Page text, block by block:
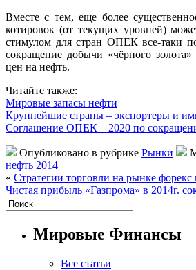
Вместе с тем, еще более
котировок (от текущих уровней)
стимулом для стран ОПЕК все-таки
сокращение добычи «чёрного
цен на нефть.
Читайте также:
Мировые запасы нефти
Крупнейшие страны – экспортеры и
Соглашение ОПЕК – 2020 по
Опубликовано в рубрике Рынки
нефть 2014
« Стратегии торговли на рынке форекс
Чистая прибыль «Газпрома» в 2014г.
Мировые Финансы
Все статьи